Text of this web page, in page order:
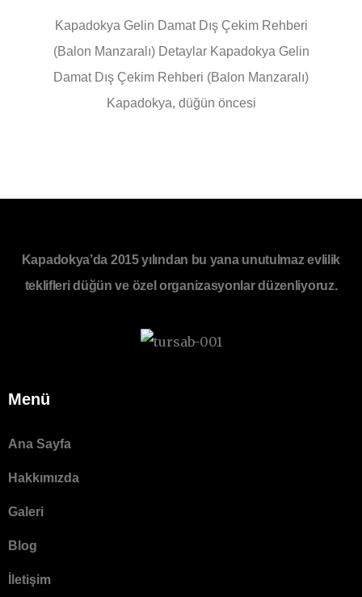
Kapadokya Gelin Damat Dış Çekim Rehberi
(Balon Manzaralı) Detaylar Kapadokya Gelin
Damat Dış Çekim Rehberi (Balon Manzaralı)
Kapadokya, düğün öncesi
Kapadokya’da 2015 yılından bu yana unutulmaz evlilik
teklifleri düğün ve özel organizasyonlar düzenliyoruz.
Menü
Ana Sayfa
Hakkımızda
Galeri
Blog
İletişim